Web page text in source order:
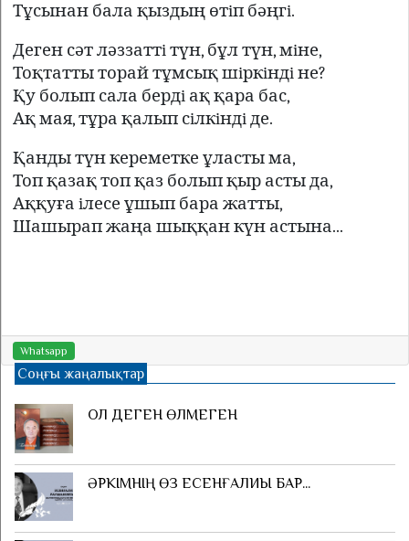
Тұсынан бала қыздың өтiп бәңгi.
Деген сәт ләззаттi түн, бұл түн, мiне,
Тоқтатты торай тұмсық шiркiндi не?
Қу болып сала бердi ақ қара бас,
Ақ мая, тұра қалып сiлкiндi де.
Қанды түн кереметке ұласты ма,
Топ қазақ топ қаз болып қыр асты да,
Аққуға iлесе ұшып бара жатты,
Шашырап жаңа шыққан күн астына...
Whatsapp
Соңғы жаңалықтар
ОЛ ДЕГЕН ӨЛМЕГЕН
ӘРКІМНІҢ ӨЗ ЕСЕНҒАЛИЫ БАР...